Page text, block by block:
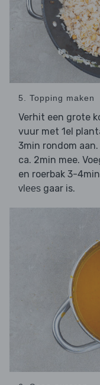
5. Topping maken
Verhit een grote
vuur met 1el
3min rondom aan.
ca. 2min mee.
en roerbak 3-
vlees gaar is.